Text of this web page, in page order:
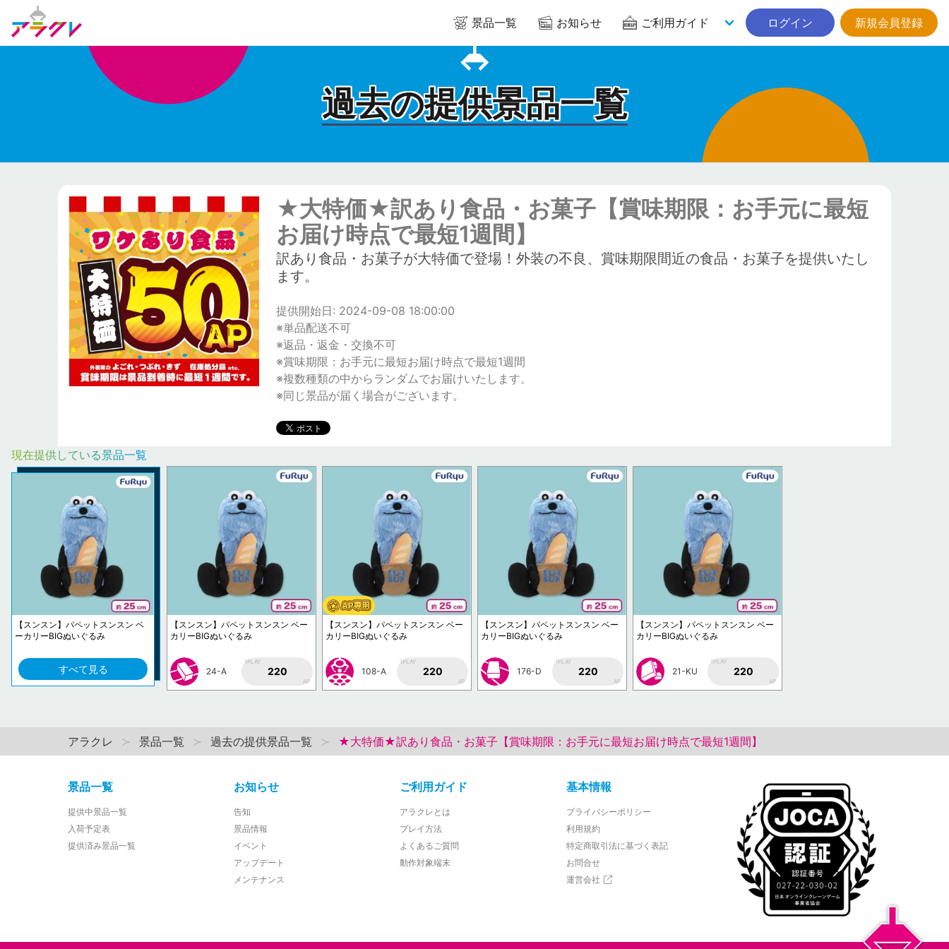
景品一覧 お知らせ ご利用ガイド ログイン 新規会員登録
過去の提供景品一覧
★大特価★訳あり食品・お菓子【賞味期限：お手元に最短
お届け時点で最短1週間】
訳あり食品・お菓子が大特価で登場！外装の不良、賞味期限間近の食品・お菓子を提供いたし
ます。
提供開始日: 2024-09-08 18:00:00
※単品配送不可
※返品・返金・交換不可
※賞味期限：お手元に最短お届け時点で最短1週間
※複数種類の中からランダムでお届けいたします。
※同じ景品が届く場合がございます。
現在提供している景品一覧
【スンスン】パペットスンスン ベ
ーカリーBIGぬいぐるみ
すべて見る
【スンスン】パペットスンスン ベー
カリーBIGぬいぐるみ
24-A
1PLAY
220
AP
【スンスン】パペットスンスン ベー
カリーBIGぬいぐるみ
108-A
1PLAY
220
AP
【スンスン】パペットスンスン ベー
カリーBIGぬいぐるみ
176-D
1PLAY
220
AP
【スンスン】パペットスンスン ベー
カリーBIGぬいぐるみ
21-KU
1PLAY
220
AP
アラクレ 景品一覧 過去の提供景品一覧 ★大特価★訳あり食品・お菓子【賞味期限：お手元に最短お届け時点で最短1週間】
景品一覧
提供中景品一覧
入荷予定表
提供済み景品一覧
お知らせ
告知
景品情報
イベント
アップデート
メンテナンス
ご利用ガイド
アラクレとは
プレイ方法
よくあるご質問
動作対象端末
基本情報
プライバシーポリシー
利用規約
特定商取引法に基づく表記
お問合せ
運営会社